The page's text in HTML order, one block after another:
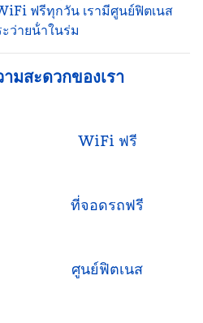
ฟรีทุกวัน เรามีศูนย์ฟิตเนส
ว่ายน้ําในร่ม
มสะดวกของเรา
WiFi ฟรี
ที่จอดรถฟรี
ศูนย์ฟิตเนส